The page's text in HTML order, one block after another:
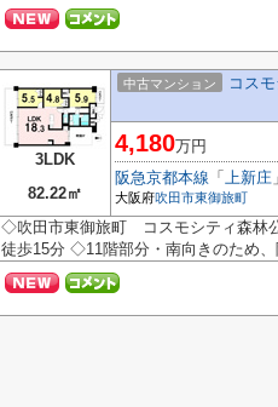
3LDK
82.22㎡
中古マンション コス
4,180万円
阪急京都本線 「 上新庄
大阪府吹田市東御旅町
◇吹田市東御旅町 コスモシティ森林
徒歩15分 ◇11階部分・南向きのため